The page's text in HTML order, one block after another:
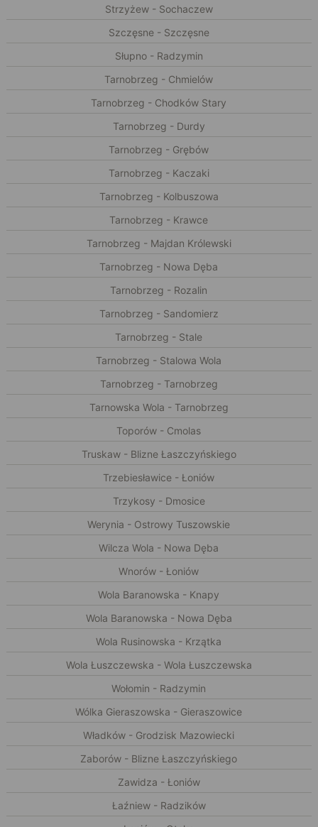
Strzyżew - Sochaczew
Szczęsne - Szczęsne
Słupno - Radzymin
Tarnobrzeg - Chmielów
Tarnobrzeg - Chodków Stary
Tarnobrzeg - Durdy
Tarnobrzeg - Grębów
Tarnobrzeg - Kaczaki
Tarnobrzeg - Kolbuszowa
Tarnobrzeg - Krawce
Tarnobrzeg - Majdan Królewski
Tarnobrzeg - Nowa Dęba
Tarnobrzeg - Rozalin
Tarnobrzeg - Sandomierz
Tarnobrzeg - Stale
Tarnobrzeg - Stalowa Wola
Tarnobrzeg - Tarnobrzeg
Tarnowska Wola - Tarnobrzeg
Toporów - Cmolas
Truskaw - Blizne Łaszczyńskiego
Trzebiesławice - Łoniów
Trzykosy - Dmosice
Werynia - Ostrowy Tuszowskie
Wilcza Wola - Nowa Dęba
Wnorów - Łoniów
Wola Baranowska - Knapy
Wola Baranowska - Nowa Dęba
Wola Rusinowska - Krzątka
Wola Łuszczewska - Wola Łuszczewska
Wołomin - Radzymin
Wólka Gieraszowska - Gieraszowice
Władków - Grodzisk Mazowiecki
Zaborów - Blizne Łaszczyńskiego
Zawidza - Łoniów
Łaźniew - Radzików